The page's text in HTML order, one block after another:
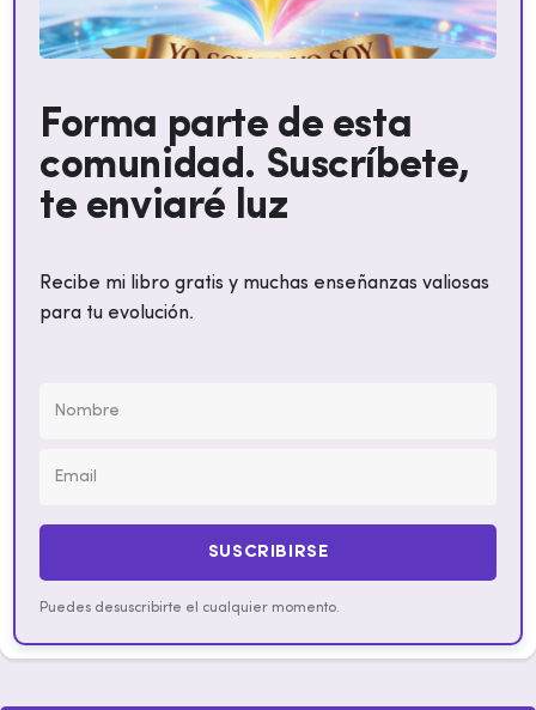
Forma parte de esta
comunidad. Suscríbete,
te enviaré luz
Recibe mi libro gratis y muchas enseñanzas valiosas
para tu evolución.
SUSCRIBIRSE
Puedes desuscribirte el cualquier momento.